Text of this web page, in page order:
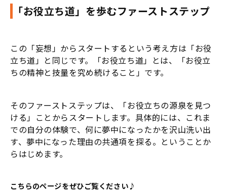
「お役立ち道」を歩むファーストステップ
この「妄想」からスタートするという考え方は「お役
立ち道」と同じです。「お役立ち道」とは、「お役立
ちの精神と技量を究め続けること」です。
そのファーストステップは、「お役立ちの源泉を見つ
ける」ことからスタートします。具体的には、これま
での自分の体験で、何に夢中になったかを沢山洗い出
す、夢中になった理由の共通項を探る。ということか
らはじめます。
こちらのページをぜひご覧ください♪